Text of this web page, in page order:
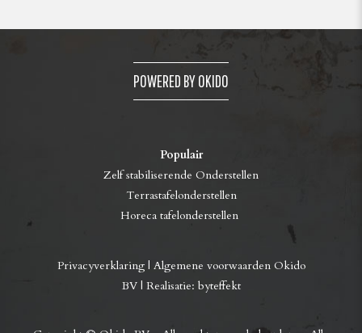
POWERED BY OKIDO
Populair
Zelf stabiliserende Onderstellen
Terrastafelonderstellen
Horeca tafelonderstellen
Privacyverklaring| Algemene voorwaarden Okido
BV| Realisatie: byteffekt